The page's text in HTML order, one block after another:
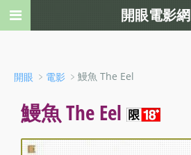
開眼 ﹥ 電影 ﹥鰻魚 The Eel
鰻魚 The Eel
開眼電影網